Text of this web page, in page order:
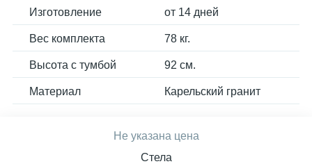
Изготовление от 14 дней
Вес комплекта 78 кг.
Высота с тумбой 92 см.
Материал Карельский гранит
Не указана цена
Стела